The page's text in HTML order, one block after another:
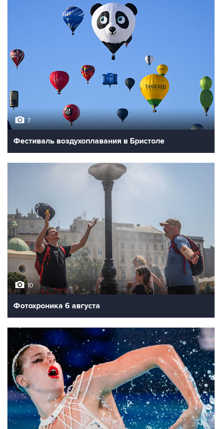
7
Фестиваль воздухоплавания в Бристоле
10
Фотохроника 6 августа